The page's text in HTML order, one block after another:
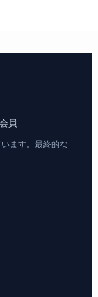
員
ます。最終的な